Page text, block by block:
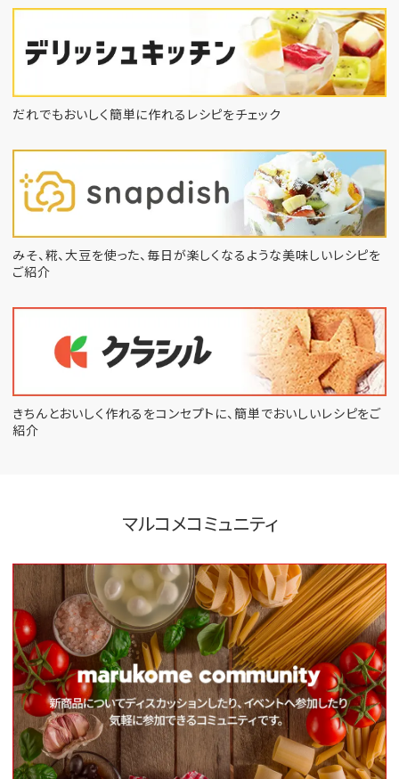
だれでもおいしく簡単に作れるレシピをチェック
みそ、糀、大豆を使った、毎日が楽しくなるような美味しいレシピを
ご紹介
きちんとおいしく作れるをコンセプトに、 簡単でおいしいレシピをご
紹介
マルコメコミュニティ